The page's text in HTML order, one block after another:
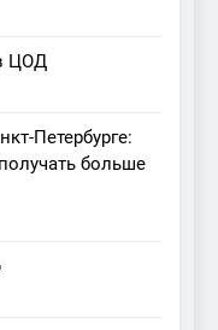
ЦОД
Петербурге:
больше